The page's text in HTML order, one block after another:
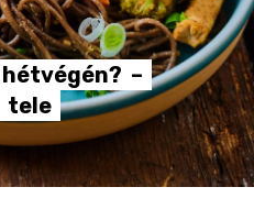
hétvégén? –
tele